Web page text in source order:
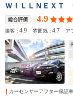
ＷＩＬＬＮＥＸＴ
総合評価 4.9
接客：4.9 雰囲気：4.7 ア
カーセンサーアフター保証車